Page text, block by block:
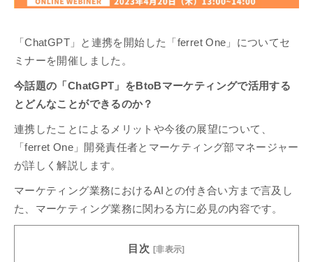
「ChatGPT」と連携を開始した「ferret One」についてセ
ミナーを開催しました。
今話題の「ChatGPT」をBtoBマーケティングで活用する
とどんなことができるのか？
連携したことによるメリットや今後の展望について、
「ferret One」開発責任者とマーケティング部マネージャー
が詳しく解説します。
マーケティング業務におけるAIとの付き合い方まで言及し
た、マーケティング業務に関わる方に必見の内容です。
目次 [非表示]